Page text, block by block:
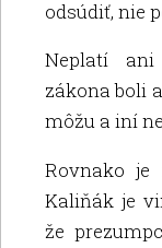
odsúdiť, nie
Neplatí
zákona boli
môžu a iní
Rovnako
Kaliňák je
že